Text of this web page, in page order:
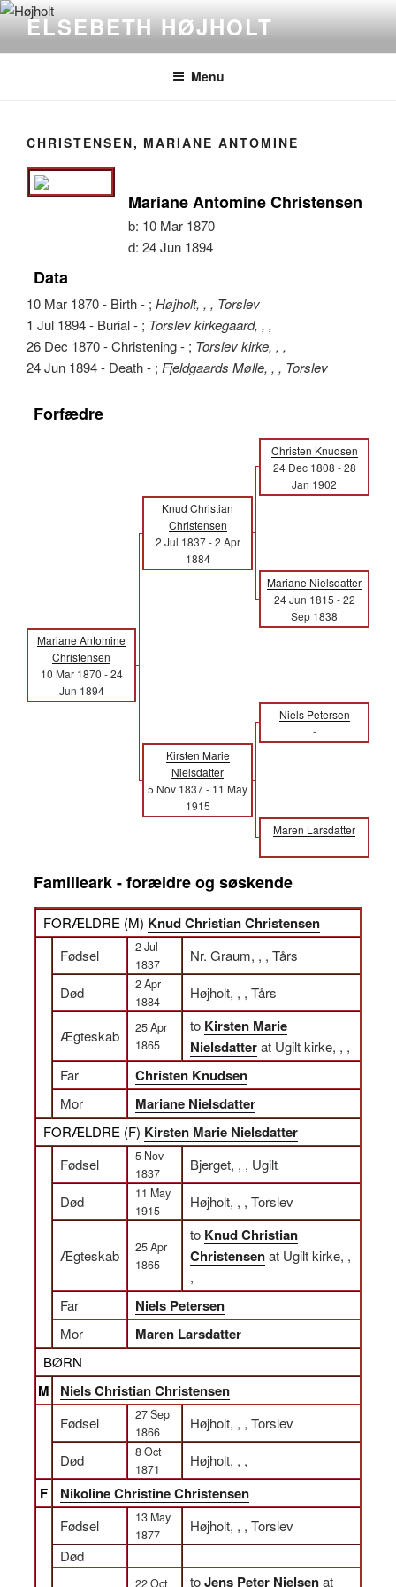
Videre
indhold
ELSEBETH HØJHOLT
Menu
CHRISTENSEN, MARIANE ANTOMINE
Mariane Antomine Christensen
b: 10 Mar 1870
d: 24 Jun 1894
Data
10 Mar 1870 - Birth - ; Højholt, , , Torslev
1 Jul 1894 - Burial - ; Torslev kirkegaard, , ,
26 Dec 1870 - Christening - ; Torslev kirke, , ,
24 Jun 1894 - Death - ; Fjeldgaards Mølle, , , Torslev
Forfædre
Christen Knudsen
24 Dec 1808 -28
Jan 1902
Knud Christian
Christensen
2 Jul 1837-2 Apr
1884
Mariane Nielsdatter
24 Jun 1815 -22
Sep 1838
Mariane Antomine
Christensen
10 Mar 1870 -24
Jun 1894
Niels Petersen
-
Kirsten Marie
Nielsdatter
5 Nov 1837- 11 May
1915
Maren Larsdatter
-
Familieark - forældre og søskende
FORÆLDRE (M) Knud Christian Christensen
Fødsel
2 Jul
1837
Nr. Graum, , , Tårs
Død
2 Apr
1884
Højholt, , , Tårs
Ægteskab
25 Apr
1865
to Kirsten Marie
Nielsdatterat Ugilt kirke, , ,
Far
Christen Knudsen
Mor Mariane Nielsdatter
FORÆLDRE (F) Kirsten Marie Nielsdatter
Fødsel
5 Nov
1837
Bjerget, , , Ugilt
Død
11 May
1915
Højholt, , , Torslev
Ægteskab
25 Apr
1865
to Knud Christian
Christensenat Ugilt kirke, ,
,
Far
Niels Petersen
Mor Maren Larsdatter
BØRN
M Niels Christian Christensen
Fødsel
27 Sep
1866
Højholt, , , Torslev
Død
8 Oct
1871
Højholt, , ,
F Nikoline Christine Christensen
Fødsel
13 May
1877
Højholt, , , Torslev
Død
22 Oct toJens Peter Nielsenat